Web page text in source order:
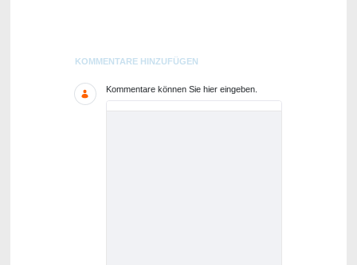
Blogs
KOMMENTARE HINZUFÜGEN
Kommentare können Sie hier eingeben.